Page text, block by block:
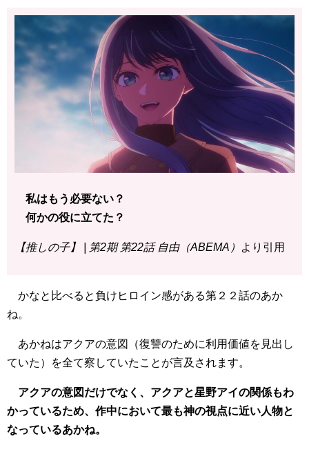
私はもう必要ない？
何かの役に立てた？
【推しの子】 | 第2期 第22話 自由（ABEMA） より引用
かなと比べると負けヒロイン感がある第２２話のあか
ね。
あかねはアクアの意図（復讐のために利用価値を見出し
ていた）を全て察していたことが言及されます。
アクアの意図だけでなく、アクアと星野アイの関係もわ
かっているため、作中において最も神の視点に近い人物と
なっているあかね。